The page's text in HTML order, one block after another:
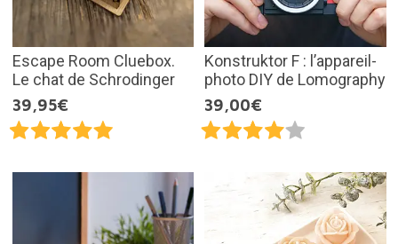
Escape Room Cluebox.
Le chat de Schrodinger
39,95€
Konstruktor F : l’appareil-
photo DIY de Lomography
39,00€